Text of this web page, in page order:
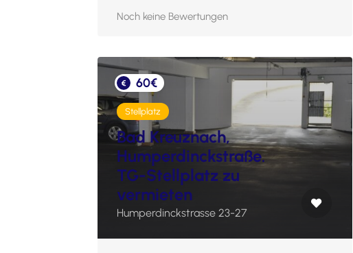
Noch keine Bewertungen
60€
Stellplatz
Bad Kreuznach,
Humperdinckstraße.
TG-Stellplatz zu
vermieten
Humperdinckstrasse 23-27